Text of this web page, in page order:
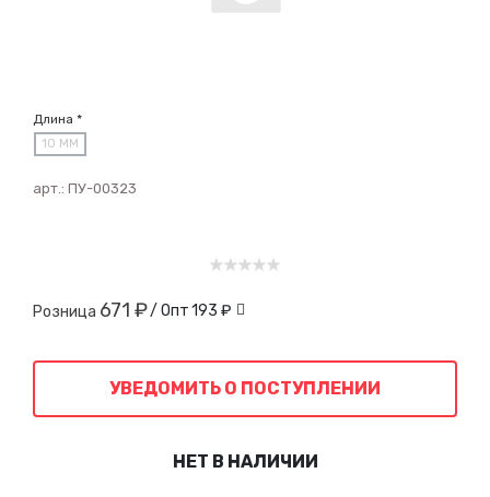
Длина *
10 ММ
арт.: ПУ-00323
Розница 671 ₽/ Опт193 ₽
УВЕДОМИТЬ О ПОСТУПЛЕНИИ
НЕТ В НАЛИЧИИ